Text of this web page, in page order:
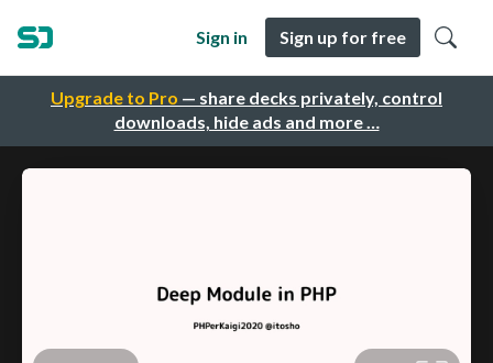
Upgrade to Pro — share decks privately, control
downloads, hide ads and more …
Sign in Sign up for free